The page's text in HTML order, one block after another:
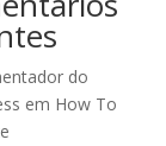
do
em How To